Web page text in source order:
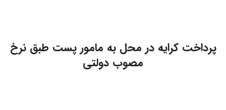
پرداخت کرایه در محل به مامور پست طبق نرخ
مصوب دولتی